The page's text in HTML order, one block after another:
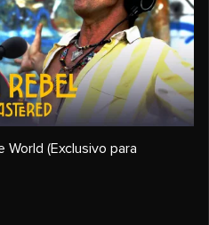
World (Exclusivo para